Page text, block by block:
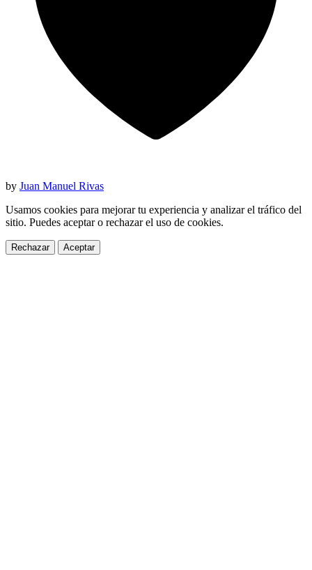
by Juan Manuel Rivas
Usamos cookies para mejorar tu experiencia y analizar el tráfico del
sitio. Puedes aceptar o rechazar el uso de cookies.
Rechazar Aceptar